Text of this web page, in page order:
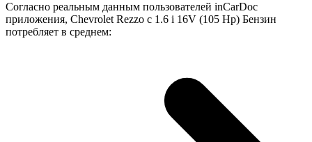
Согласно реальным данным пользователей inCarDoc
приложения, Chevrolet Rezzo с 1.6 i 16V (105 Hp) Бензин
потребляет в среднем: